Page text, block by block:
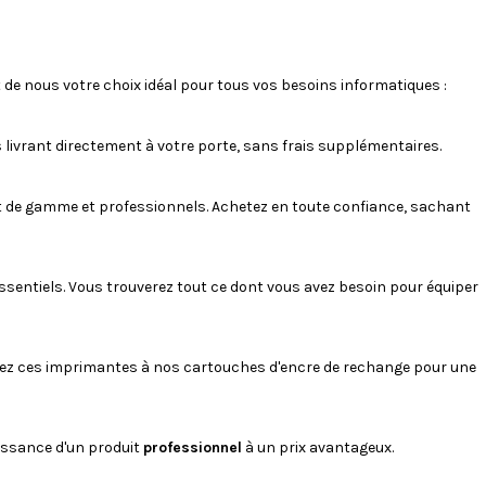
nous votre choix idéal pour tous vos besoins informatiques :
livrant directement à votre porte, sans frais supplémentaires.
gamme et professionnels. Achetez en toute confiance, sachant
Vous trouverez tout ce dont vous avez besoin pour équiper
ces imprimantes à nos cartouches d'encre de rechange pour une
d'un produit professionnel à un prix avantageux.